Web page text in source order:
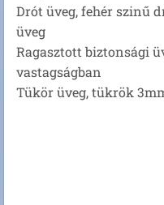
Drót üveg, fehér szinű
üveg
Ragasztott biztonsági
vastagságban
Tükör üveg, tükrök